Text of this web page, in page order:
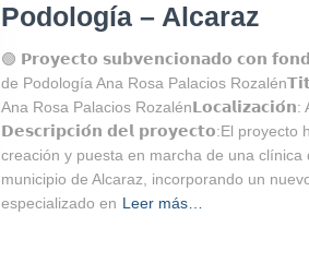
Podología – Alcaraz
🟢 𝗣𝗿𝗼𝘆𝗲𝗰𝘁𝗼 𝘀𝘂𝗯𝘃𝗲𝗻𝗰𝗶𝗼𝗻𝗮𝗱𝗼 𝗰𝗼𝗻
de Podología Ana Rosa Palacios
Ana Rosa Palacios Rozalén⁣𝗟𝗼𝗰𝗮𝗹𝗶𝘇𝗮𝗰𝗶𝗼́𝗻:
𝗗𝗲𝘀𝗰𝗿𝗶𝗽𝗰𝗶𝗼́𝗻 𝗱𝗲𝗹 𝗽𝗿𝗼𝘆𝗲𝗰𝘁𝗼:El proyecto
creación y puesta en marcha de una clínica
municipio de Alcaraz, incorporando un
especializado en Leer más…